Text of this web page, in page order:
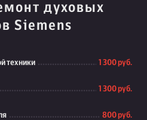
духовых
Siemens
техники 1 300 руб.
1 300 руб.
800 руб.